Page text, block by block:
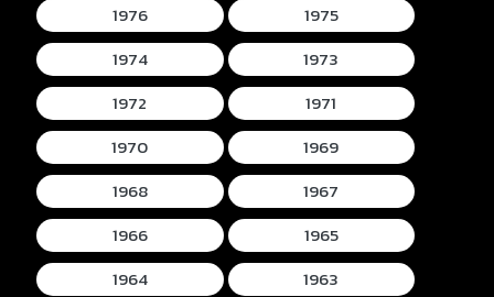
1976
1975
1974
1973
1972
1971
1970
1969
1968
1967
1966
1965
1964
1963